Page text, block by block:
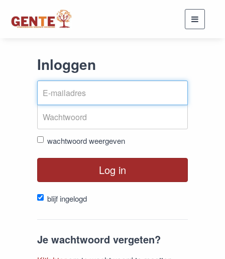
Toggle
Inloggen
wachtwoord weergeven
Log in
blijf ingelogd
Je wachtwoord vergeten?